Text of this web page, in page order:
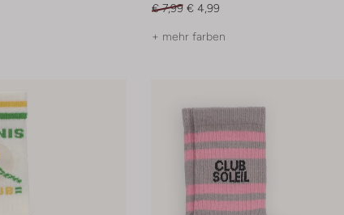
€ 7,99 € 4,99
+ mehr farben